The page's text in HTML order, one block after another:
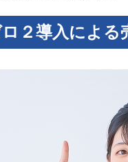
２導入による